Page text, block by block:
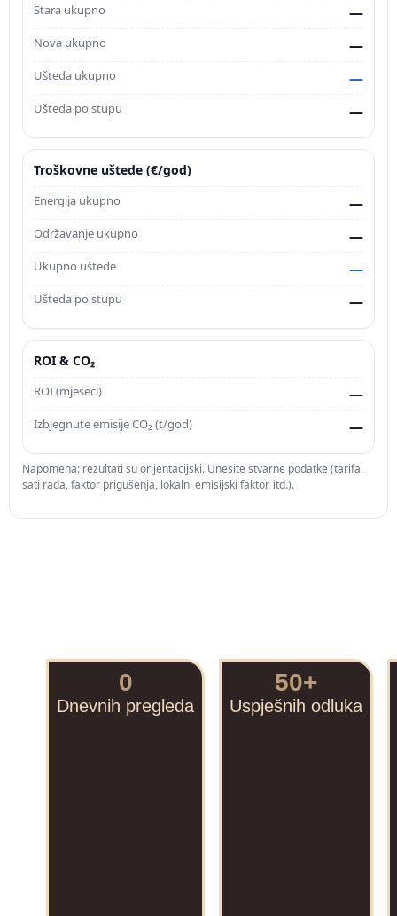
Stara ukupno —
Nova ukupno —
Ušteda ukupno —
Ušteda po stupu —
Troškovne uštede (€/god)
Energija ukupno —
Održavanje ukupno —
Ukupno uštede —
Ušteda po stupu —
ROI & CO₂
ROI (mjeseci) —
Izbjegnute emisije CO₂ (t/god) —
Napomena: rezultati su orijentacijski. Unesite stvarne podatke (tarifa,
sati rada, faktor prigušenja, lokalni emisijski faktor, itd.).
Dnevnih pregleda
0
Uspješnih odluka
50+